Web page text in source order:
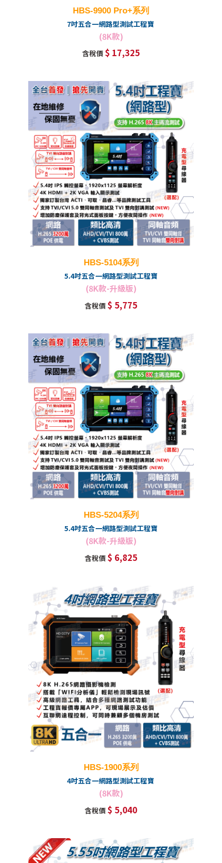
HBS-9900 Pro+系列
7吋五合一網路型測試工程寶
(8K款)
含稅價 $ 17,325
HBS-5104系列
5.4吋五合一網路型測試工程寶
(8K款-升級版)
含稅價 $ 5,775
HBS-5204系列
5.4吋五合一網路型測試工程寶
(8K款-升級版)
含稅價 $ 6,825
HBS-1900系列
4吋五合一網路型測試工程寶
(8K款)
含稅價 $ 5,040